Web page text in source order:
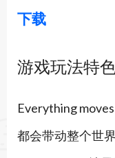
下载
游戏玩法特
Everything
都会带动整个世